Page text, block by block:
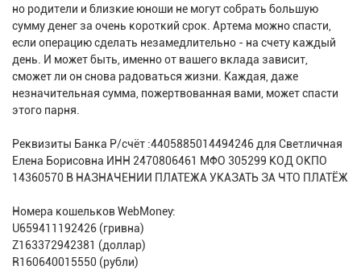
но родители и близкие юноши не могут собрать большую
сумму денег за очень короткий срок. Артема можно спасти,
если операцию сделать незамедлительно - на счету каждый
день. И может быть, именно от вашего вклада зависит,
сможет ли он снова радоваться жизни. Каждая, даже
незначительная сумма, пожертвованная вами, может спасти
этого парня.
Реквизиты Банка Р/счёт :4405885014494246 для Светличная
Елена Борисовна ИНН 2470806461 МФО 305299 КОД ОКПО
14360570 В НАЗНАЧЕНИИ ПЛАТЕЖА УКАЗАТЬ ЗА ЧТО ПЛАТЁЖ
Номера кошельков WebMoney:
U659411192426 (гривна)
Z163372942381 (доллар)
R160640015550 (рубли)